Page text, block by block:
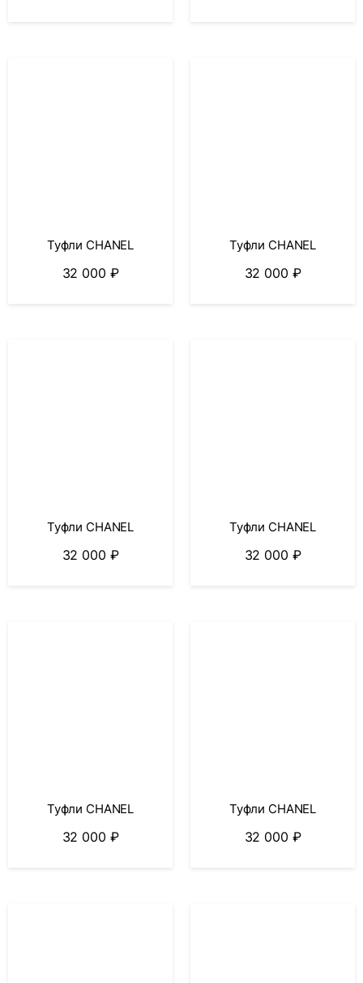
Туфли CHANEL
32 000 ₽
Туфли CHANEL
32 000 ₽
Туфли CHANEL
32 000 ₽
Туфли CHANEL
32 000 ₽
Туфли CHANEL
32 000 ₽
Туфли CHANEL
32 000 ₽